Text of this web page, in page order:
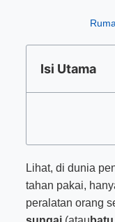
Isi Utama
Lihat, di dunia
tahan pakai,
peralatan orang